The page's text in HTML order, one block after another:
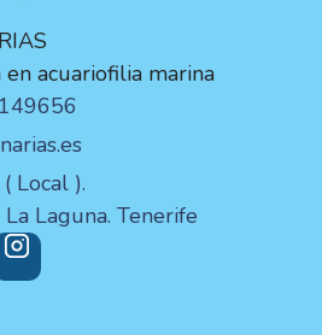
acuariofilia marina
Local ).
Laguna. Tenerife